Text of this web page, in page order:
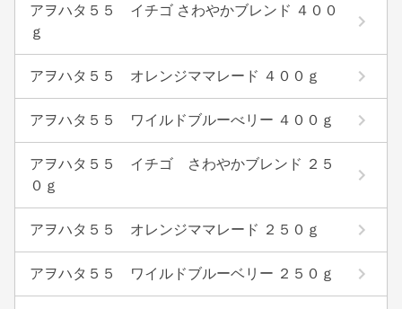
アヲハタ５５ イチゴ さわやかブレンド ４００
ｇ
アヲハタ５５ オレンジママレード ４００ｇ
アヲハタ５５ ワイルドブルーべリー ４００ｇ
アヲハタ５５ イチゴ さわやかブレンド ２５
０ｇ
アヲハタ５５ オレンジママレード ２５０ｇ
アヲハタ５５ ワイルドブルーベリー ２５０ｇ